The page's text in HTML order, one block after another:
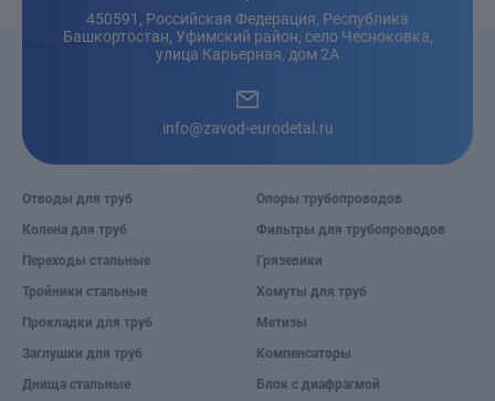
450591, Российская Федерация, Республика
Башкортостан, Уфимский район, село Чесноковка,
улица Карьерная, дом 2А
info@zavod-eurodetal.ru
Отводы для труб
Колена для труб
Переходы стальные
Тройники стальные
Прокладки для труб
Заглушки для труб
Днища стальные
Опоры трубопроводов
Фильтры для трубопроводов
Грязевики
Хомуты для труб
Метизы
Компенсаторы
Блок с диафрагмой